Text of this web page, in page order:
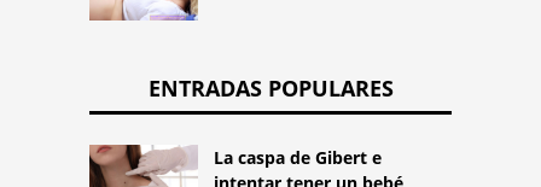
ENTRADAS POPULARES
La caspa de Gibert e